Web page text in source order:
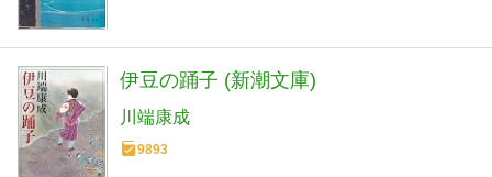
伊豆の踊子 (新潮文庫)
川端康成
9893